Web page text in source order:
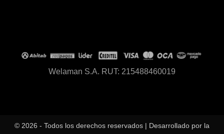
Welaman S.A. RUT: 215488460019
© 2026 - Todos los derechos reservados | Desarrollado por la